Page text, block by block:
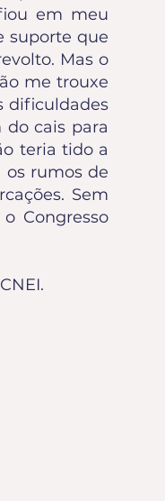
em meu
suporte que
Mas o
me trouxe
dificuldades
do cais para
teria tido a
os rumos de
Sem
Congresso